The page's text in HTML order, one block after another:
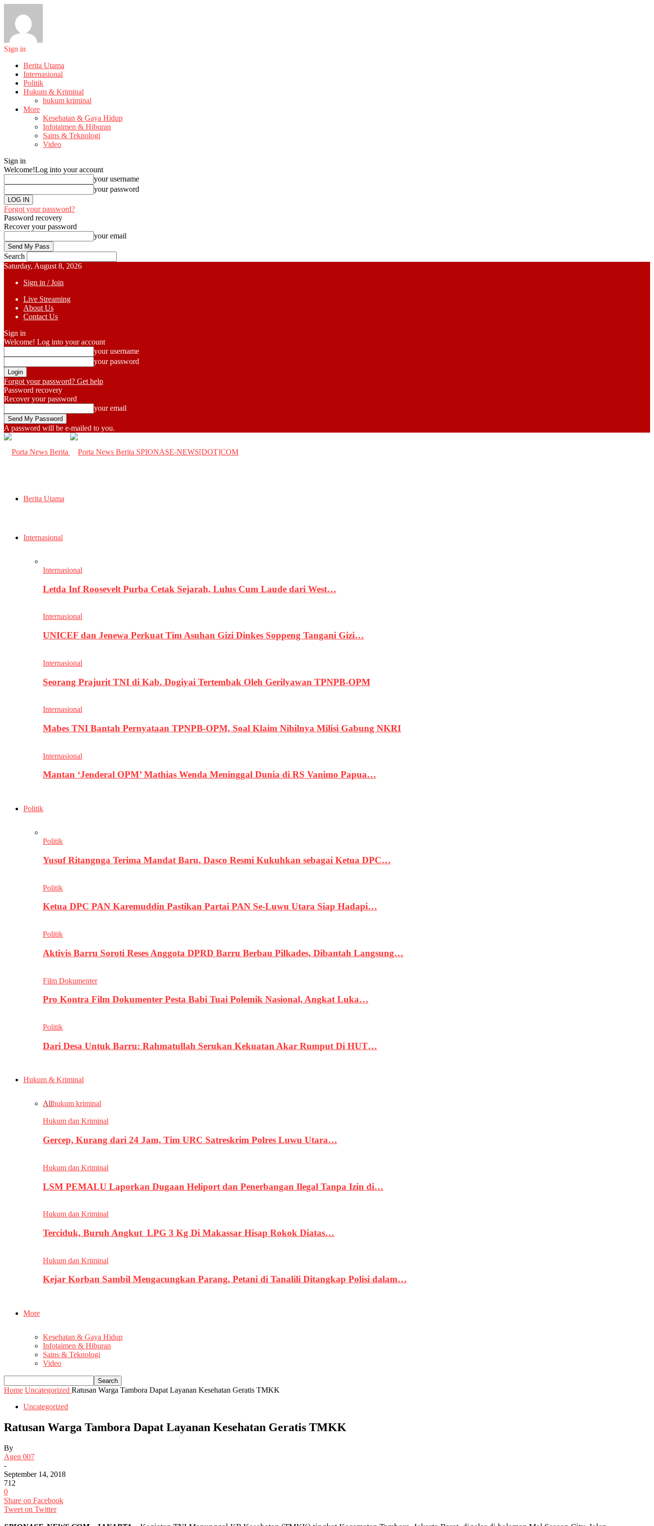
Sign in
Berita Utama
Internasional
Politik
Hukum & Kriminal
hukum kriminal
More
Kesehatan & Gaya Hidup
Infotaimen & Hiburan
Sains & Teknologi
Video
Sign in
Welcome!Log into your account
your username
your password
Forgot your password?
Password recovery
Recover your password
your email
Search
Saturday, August 8, 2026
Sign in / Join
Live Streaming
About Us
Contact Us
Sign in
Welcome! Log into your account
your username
your password
Forgot your password? Get help
Password recovery
Recover your password
your email
A password will be e-mailed to you.
SPIONASE-NEWS[DOT]COM
Berita Utama
Internasional
Internasional
Letda Inf Roosevelt Purba Cetak Sejarah, Lulus Cum Laude dari West…
Internasional
UNICEF dan Jenewa Perkuat Tim Asuhan Gizi Dinkes Soppeng Tangani Gizi…
Internasional
Seorang Prajurit TNI di Kab. Dogiyai Tertembak Oleh Gerilyawan TPNPB-OPM
Internasional
Mabes TNI Bantah Pernyataan TPNPB-OPM, Soal Klaim Nihilnya Milisi Gabung NKRI
Internasional
Mantan ‘Jenderal OPM’ Mathias Wenda Meninggal Dunia di RS Vanimo Papua…
Politik
Politik
Yusuf Ritangnga Terima Mandat Baru, Dasco Resmi Kukuhkan sebagai Ketua DPC…
Politik
Ketua DPC PAN Karemuddin Pastikan Partai PAN Se-Luwu Utara Siap Hadapi…
Politik
Aktivis Barru Soroti Reses Anggota DPRD Barru Berbau Pilkades, Dibantah Langsung…
Film Dokumenter
Pro Kontra Film Dokumenter Pesta Babi Tuai Polemik Nasional, Angkat Luka…
Politik
Dari Desa Untuk Barru: Rahmatullah Serukan Kekuatan Akar Rumput Di HUT…
Hukum & Kriminal
Allhukum kriminal
Hukum dan Kriminal
Gercep, Kurang dari 24 Jam, Tim URC Satreskrim Polres Luwu Utara…
Hukum dan Kriminal
LSM PEMALU Laporkan Dugaan Heliport dan Penerbangan Ilegal Tanpa Izin di…
Hukum dan Kriminal
Terciduk, Buruh Angkut LPG 3 Kg Di Makassar Hisap Rokok Diatas…
Hukum dan Kriminal
Kejar Korban Sambil Mengacungkan Parang, Petani di Tanalili Ditangkap Polisi dalam…
More
Kesehatan & Gaya Hidup
Infotaimen & Hiburan
Sains & Teknologi
Video
Home Uncategorized Ratusan Warga Tambora Dapat Layanan Kesehatan Geratis TMKK
Uncategorized
Ratusan Warga Tambora Dapat Layanan Kesehatan Geratis TMKK
By
Agen 007
-
September 14, 2018
712
0
Share on Facebook
Tweet on Twitter